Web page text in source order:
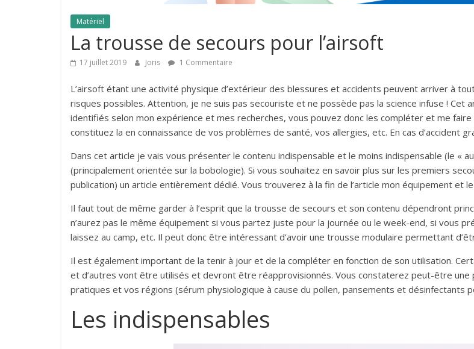
Matériel
La trousse de secours pour l’airsoft
17 juillet 2019 Joris 1 Commentaire
L’airsoft étant une activité physique d’extérieur des blessures et accidents peuvent arriver à
risques possibles. Attention, je ne suis pas secouriste et ne possède pas la science infuse !
identifiés selon mon expérience et mes recherches, vous pouvez donc les compléter et me
constituez la en connaissance de vos problèmes de santé, vos allergies, etc. En cas d’accident
Dans cet article je vais vous présenter le contenu indispensable et le moins indispensable (le «
(principalement orientée sur la bobologie). Si vous souhaitez en savoir plus sur les premiers
publication) un article entièrement dédié. Vous trouverez à la fin de l’article mon équipement et
Il faut tout de même garder à l’esprit que la trousse de secours et son contenu dépendront
n’aurez pas le même équipement si vous partez juste pour la journée ou le week-end, si vous
laissez au camp, etc. Il peut donc être intéressant d’avoir une trousse modulaire permettant
Il est également important de la tenir à jour et de la compléter en fonction de son utilisation.
et d’autres vont être utilisés et devront être réapprovisionnés. Vous constaterez peut-être une
pratiques et vos régions (sérum physiologique à cause du pollen, pansements et désinfectants
Les indispensables